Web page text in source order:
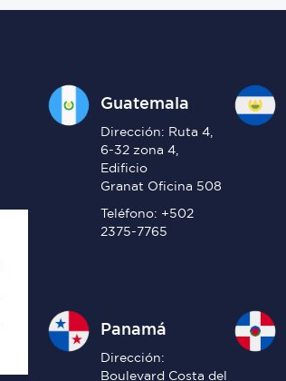
Guatemala
Dirección: Ruta 4,
6-32 zona 4,
Edificio
Granat Oficina 508
Teléfono: +502
2375-7765
Panamá
Dirección:
Boulevard Costa del